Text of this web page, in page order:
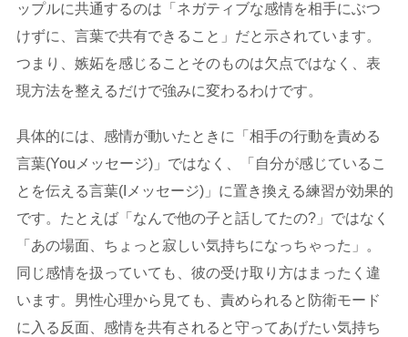
ップルに共通するのは「ネガティブな感情を相手にぶつ
けずに、言葉で共有できること」だと示されています。
つまり、嫉妬を感じることそのものは欠点ではなく、表
現方法を整えるだけで強みに変わるわけです。
具体的には、感情が動いたときに「相手の行動を責める
言葉(Youメッセージ)」ではなく、「自分が感じているこ
とを伝える言葉(Iメッセージ)」に置き換える練習が効果的
です。たとえば「なんで他の子と話してたの?」ではなく
「あの場面、ちょっと寂しい気持ちになっちゃった」。
同じ感情を扱っていても、彼の受け取り方はまったく違
います。男性心理から見ても、責められると防衛モード
に入る反面、感情を共有されると守ってあげたい気持ち